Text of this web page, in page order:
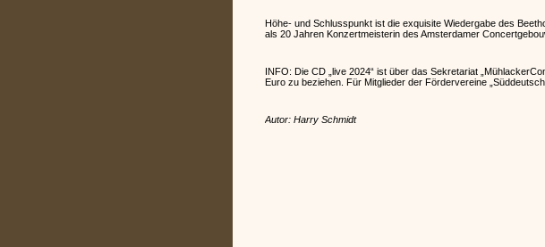
Höhe- und Schlusspunkt ist die exquisite Wiedergabe des
als 20 Jahren Konzertmeisterin des Amsterdamer
INFO: Die CD „live 2024“ ist über das Sekretariat
Euro zu beziehen. Für Mitglieder der Fördervereine
Autor: Harry Schmidt